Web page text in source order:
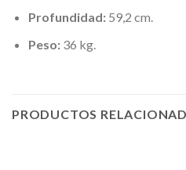
Profundidad:59,2 cm.
Peso:36 kg.
PRODUCTOS